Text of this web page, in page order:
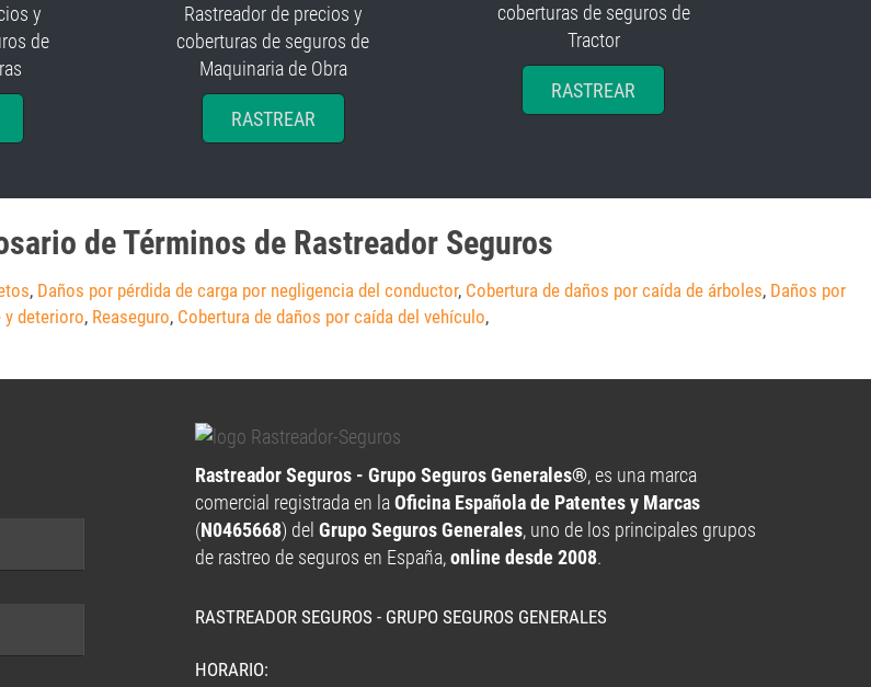
y
de
Rastreador de precios y
coberturas de seguros de
Maquinaria de Obra
RASTREAR
coberturas de seguros de
Tractor
RASTREAR
de Términos de Rastreador Seguros
, Daños por pérdida de carga por negligencia del conductor, Cobertura de daños por caída de árboles, Daños por
y deterioro, Reaseguro, Cobertura de daños por caída del vehículo,
Rastreador Seguros - Grupo Seguros Generales®, es una marca
comercial registrada en laOficina Española de Patentes y Marcas
(N0465668) del Grupo Seguros Generales, uno de los principales grupos
de rastreo de seguros en España,online desde 2008.
RASTREADOR SEGUROS - GRUPO SEGUROS GENERALES
HORARIO: